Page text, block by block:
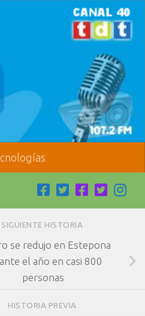
SIGUIENTE HISTORIA
se redujo en Estepona
el año en casi 800
personas
HISTORIA PREVIA